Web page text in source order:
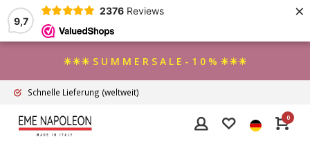
9,7
2376 Reviews ×
☀☀☀ S U M M E R S A L E - 1 0 % ☀☀☀
Schnelle Lieferung (weltweit)
0